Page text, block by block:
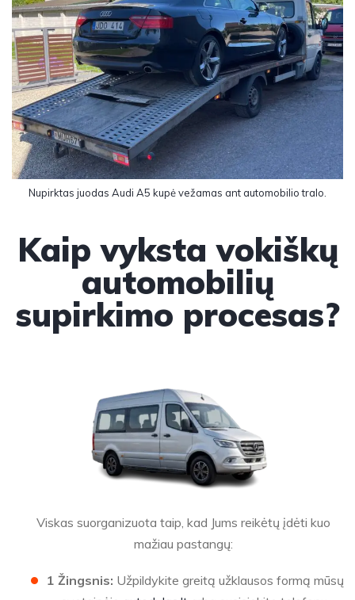
Nupirktas juodas Audi A5 kupė vežamas ant automobilio tralo.
Kaip vyksta vokiškų
automobilių
supirkimo procesas?
Viskas suorganizuota taip, kad Jums reikėtų įdėti kuo
mažiau pastangų:
1 Žingsnis: Užpildykite greitą užklausos formą mūsų